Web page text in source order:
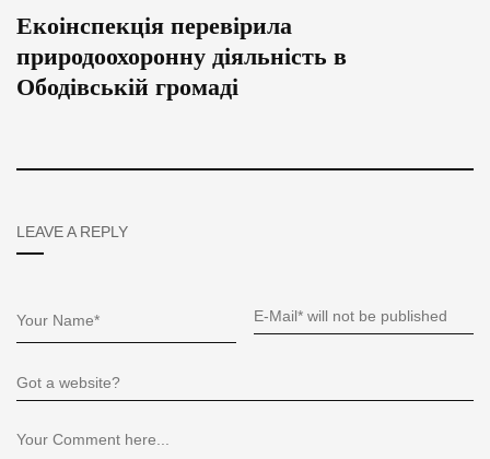
Екоінспекція перевірила
природоохоронну діяльність в
Ободівській громаді
LEAVE A REPLY